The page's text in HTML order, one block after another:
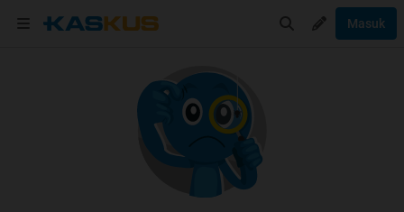
Masuk